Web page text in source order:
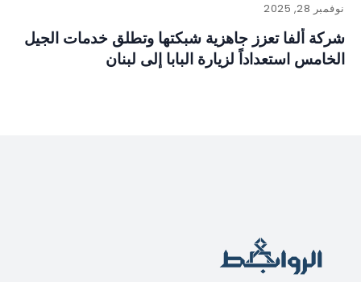
نوفمبر 28, 2025
شركة ألفا تعزز جاهزية شبكتها وتطلق خدمات الجيل
الخامس استعداداً لزيارة البابا إلى لبنان